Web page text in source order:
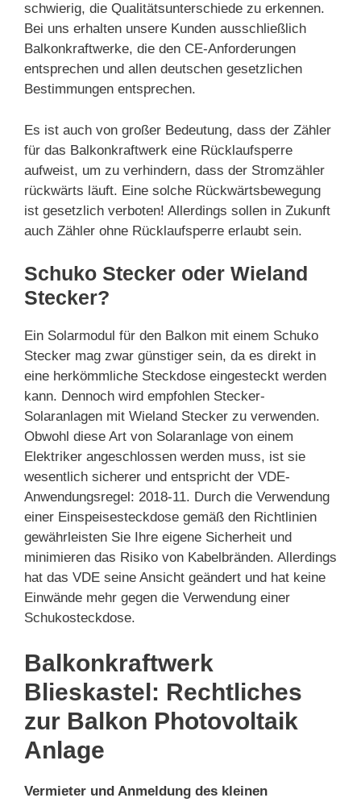
schwierig, die Qualitätsunterschiede zu erkennen.
Bei uns erhalten unsere Kunden ausschließlich
Balkonkraftwerke, die den CE-Anforderungen
entsprechen und allen deutschen gesetzlichen
Bestimmungen entsprechen.
Es ist auch von großer Bedeutung, dass der Zähler
für das Balkonkraftwerk eine Rücklaufsperre
aufweist, um zu verhindern, dass der Stromzähler
rückwärts läuft. Eine solche Rückwärtsbewegung
ist gesetzlich verboten! Allerdings sollen in Zukunft
auch Zähler ohne Rücklaufsperre erlaubt sein.
Schuko Stecker oder Wieland
Stecker?
Ein Solarmodul für den Balkon mit einem Schuko
Stecker mag zwar günstiger sein, da es direkt in
eine herkömmliche Steckdose eingesteckt werden
kann. Dennoch wird empfohlen Stecker-
Solaranlagen mit Wieland Stecker zu verwenden.
Obwohl diese Art von Solaranlage von einem
Elektriker angeschlossen werden muss, ist sie
wesentlich sicherer und entspricht der VDE-
Anwendungsregel: 2018-11. Durch die Verwendung
einer Einspeisesteckdose gemäß den Richtlinien
gewährleisten Sie Ihre eigene Sicherheit und
minimieren das Risiko von Kabelbränden. Allerdings
hat das VDE seine Ansicht geändert und hat keine
Einwände mehr gegen die Verwendung einer
Schukosteckdose.
Balkonkraftwerk
Blieskastel: Rechtliches
zur Balkon Photovoltaik
Anlage
Vermieter und Anmeldung des kleinen